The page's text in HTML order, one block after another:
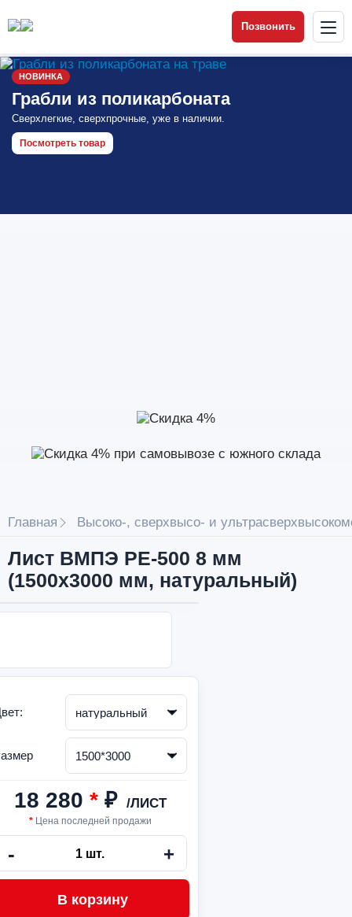
Позвонить
НОВИНКА
Грабли из поликарбоната
Сверхлегкие, сверхпрочные, уже в наличии.
Посмотреть товар
Главная Высоко-, сверхвысо- и
Лист ВМПЭ РЕ-500 8 мм
(1500х3000 мм, натуральный)
18 280 *₽
*Цена последней продажи